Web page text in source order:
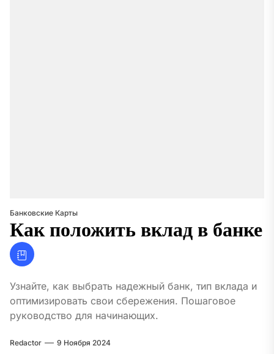
Банковские Карты
Как положить вклад в банке
Узнайте, как выбрать надежный банк, тип вклада и
оптимизировать свои сбережения. Пошаговое
руководство для начинающих.
Redactor 9 Ноября 2024